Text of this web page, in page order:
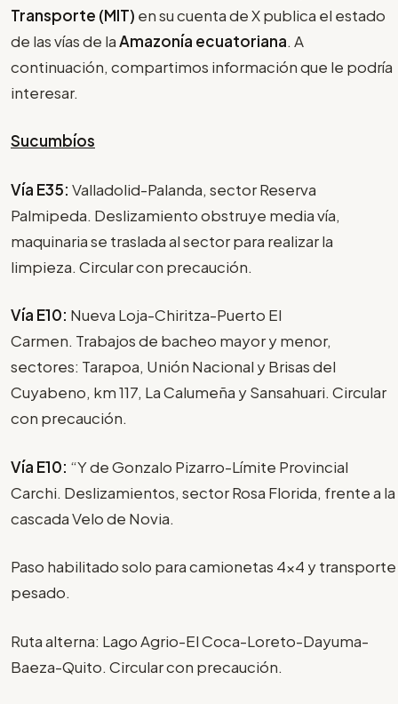
Transporte (MIT) en su cuenta de X publica el estado
de las vías de laAmazonía ecuatoriana. A
continuación, compartimos información que le podría
interesar.
Sucumbíos
Vía E35: Valladolid-Palanda, sector Reserva
Palmipeda. Deslizamiento obstruye media vía,
maquinaria se traslada al sector para realizar la
limpieza. Circular con precaución.
Vía E10: Nueva Loja-Chiritza-Puerto El
Carmen. Trabajos de bacheo mayor y menor,
sectores: Tarapoa, Unión Nacional y Brisas del
Cuyabeno, km 117, La Calumeña y Sansahuari. Circular
con precaución.
Vía E10: “Y de Gonzalo Pizarro-Límite Provincial
Carchi. Deslizamientos, sector Rosa Florida, frente a la
cascada Velo de Novia.
Paso habilitado solo para camionetas 4x4 y transporte
pesado.
Ruta alterna: Lago Agrio-El Coca-Loreto-Dayuma-
Baeza-Quito. Circular con precaución.